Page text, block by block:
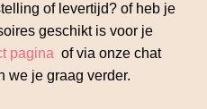
of levertijd? of heb je
geschikt is voor je
pagina of via onze chat
we je graag verder.